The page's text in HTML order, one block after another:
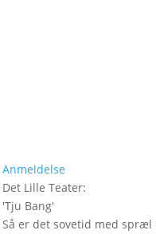
Anmeldelse
Det Lille Teater:
'Tju Bang'
Så er det sovetid med spræl